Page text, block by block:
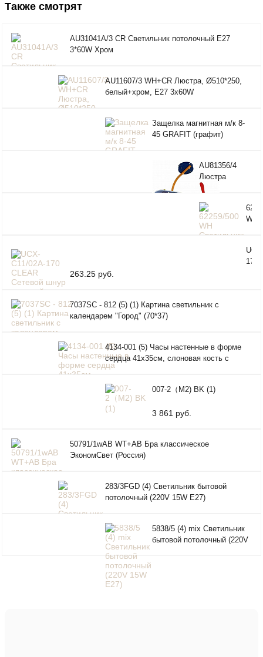
Также смотрят
AU31041A/3 CR Светильник потолочный E27
3*60W Хром
AU11607/3 WH+CR Люстра, Ø510*250,
белый+хром, Е27 3х60W
Защелка магнитная м/к 8-
45 GRAFIT (графит)
AU81356/4
Люстра
детская,
WH
170
263.25 руб.
7037SC - 812 (5) (1) Картина светильник с
календарем "Город" (70*37)
4134-001 (5) Часы настенные в форме
сердца 41х35см, слоновая кость с
золотом "Ретро" "Рубин"
007-2（M2) BK (1)
3 861 руб.
50791/1wAB WT+AB Бра классическое
ЭкономСвет (Россия)
283/3FGD (4) Светильник бытовой
потолочный (220V 15W E27)
5838/5 (4) mix Светильник
бытовой потолочный (220V